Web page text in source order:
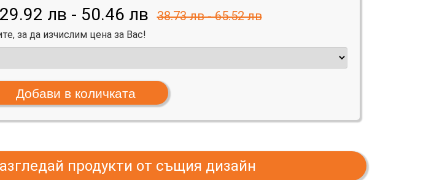
29.92 лв - 50.46 лв 38.73 лв - 65.52 лв
за да изчислим цена за Вас!
продукти от същия дизайн